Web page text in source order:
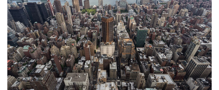
Imigração impulsiona recuperação demográfica
nas maiores metrópoles dos EUA após pandemia,
segundo novos dados do Censo
22/04/2025 10:48 |Editores